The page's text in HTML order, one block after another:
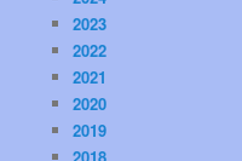
2023
2022
2021
2020
2019